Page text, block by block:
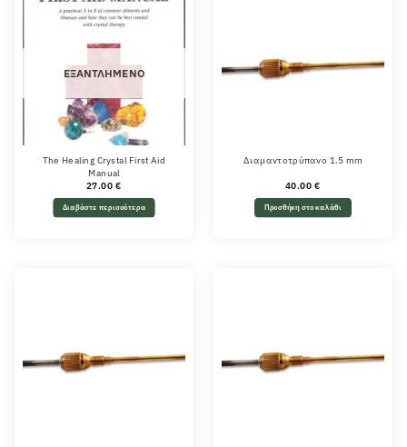
ΕΞΑΝΤΛΗΜΈΝΟ
The Healing Crystal First Aid
Manual
27.00 €
Διαβάστε περισσότερα
Διαμαντοτρύπανο 1.5 mm
40.00 €
Προσθήκη στο καλάθι